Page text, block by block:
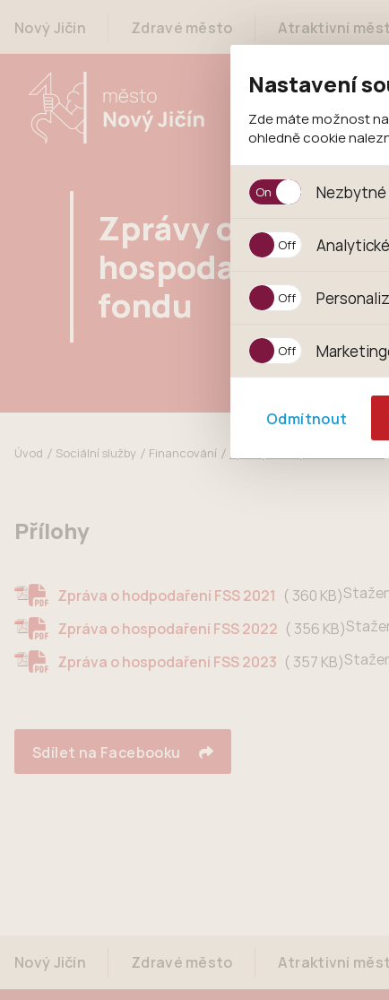
Nastavení
Zde máte možnost
ohledně cookie
Nezbytné
Jedná se o
jejich funkcí.
Analytické cookies
anonymizuje. Po
Personalizované
zajišťuje lepší
pomůže vyhnout se
Odmítnout
Nový Jičín Zdravé město Atraktivní
Zprávy o
hospodaření
fondu
Úvod Sociální služby Financování
Přílohy
Zpráva o hodpodaření FSS 2021 360 KB
Zpráva o hospodaření FSS 2022
356 KB
Zpráva o hospodaření FSS 2023
357 KB
Sdílet na Facebooku
Nový Jičín Zdravé město Atraktivní